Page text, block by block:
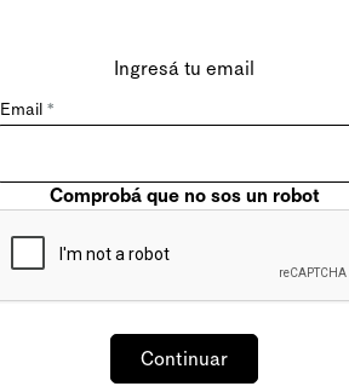
Ingresá tu email
Email *
Comprobá que no sos un robot